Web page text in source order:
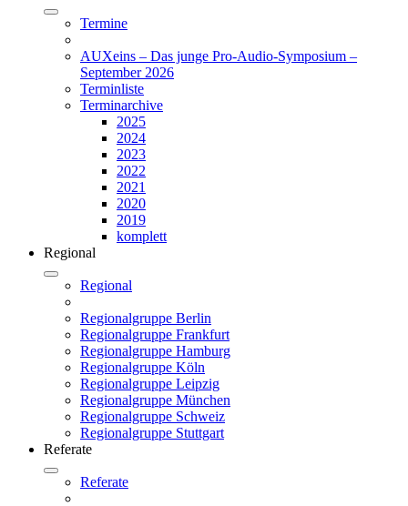
Termine
AUXeins – Das junge Pro-Audio-Symposium –
September 2026
Terminliste
Terminarchive
2025
2024
2023
2022
2021
2020
2019
komplett
Regional
Regional
Regionalgruppe Berlin
Regionalgruppe Frankfurt
Regionalgruppe Hamburg
Regionalgruppe Köln
Regionalgruppe Leipzig
Regionalgruppe München
Regionalgruppe Schweiz
Regionalgruppe Stuttgart
Referate
Referate